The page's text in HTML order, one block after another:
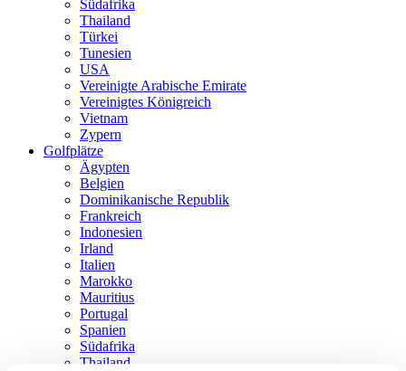
Südafrika
Thailand
Türkei
Tunesien
USA
Vereinigte Arabische Emirate
Vereinigtes Königreich
Vietnam
Zypern
Golfplätze
Ägypten
Belgien
Dominikanische Republik
Frankreich
Indonesien
Irland
Italien
Marokko
Mauritius
Portugal
Spanien
Südafrika
Thailand